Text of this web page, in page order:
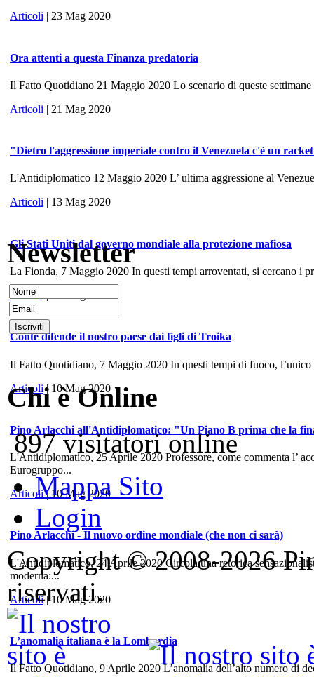
Articoli | 23 Mag 2020
Ora attenti a questa Finanza predatoria
Il Fatto Quotidiano 21 Maggio 2020 Lo scenario di queste
Articoli | 21 Mag 2020
"Dietro l'aggressione imperiale contro il Venezuela c'è un
L'Antidiplomatico 12 Maggio 2020 L’ ultima aggressione al
Articoli | 13 Mag 2020
Gli Stati Uniti dal governo mondiale alla protezione mafiosa
La Fionda, 7 Maggio 2020 In questi tempi arroventati, si cercano i
Articoli
Conte difende il nostro paese dai figli di Troika
Il Fatto Quotidiano, 7 Maggio 2020 In questi tempi di fuoco,
Articoli| 10 Mag 2020
Pino Arlacchi all'Antidiplomatico: "Un Piano B prima che la
L'Antidiplomatico, 25 Aprile 2020 Professore, come commenta l’
Eurogruppo...
Articoli| 10 Mag 2020
Pino Arlacchi - Il nuovo ordine mondiale (che non ci sarà)
L'Antidiplomatico, 24 Aprile 2020 Circola una retorica
moderna:...
Articoli| 10 Mag 2020
L’anomalia italiana è la Lombardia
Il Fatto Quotidiano, 9 Aprile 2020 L’anomalia dell’alto numero di
Newsletter
Chi è Online
897 visitatori online
Mappa Sito
Login
Copyright © 2008-2026
riservati.